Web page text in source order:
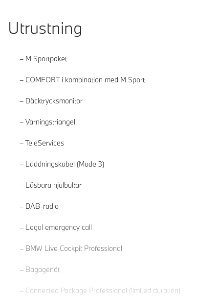
Utrustning
M Sportpaket
COMFORT i kombination med M Sport
Däcktrycksmonitor
Varningstriangel
TeleServices
Laddningskabel (Mode 3)
Låsbara hjulbultar
DAB-radio
Legal emergency call
BMW Live Cockpit Professional
Bagagenät
Connected Package Professional (limited duration)